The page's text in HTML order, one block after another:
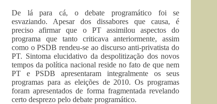
De lá para cá, o debate programático foi se
esvaziando. Apesar dos dissabores que causa, é
preciso afirmar que o PT assimilou aspectos do
programa que tanto criticava anteriormente, assim
como o PSDB rendeu-se ao discurso anti-privatista do
PT. Sintoma elucidativo da despolitização dos novos
tempos da política nacional reside no fato de que nem
PT e PSDB apresentaram integralmente os seus
programas para as eleições de 2010. Os programas
foram apresentados de forma fragmentada revelando
certo desprezo pelo debate programático.